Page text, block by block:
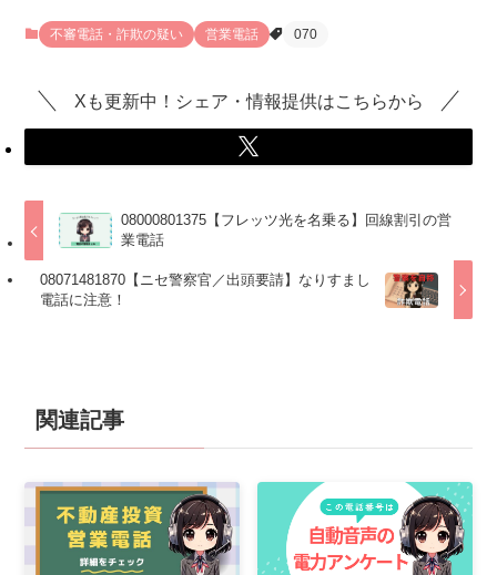
不審電話・詐欺の疑い 営業電話 070
Xも更新中！シェア・情報提供はこちらから
08000801375【フレッツ光を名乗る】回線割引の営
業電話
08071481870【ニセ警察官／出頭要請】なりすまし
電話に注意！
関連記事